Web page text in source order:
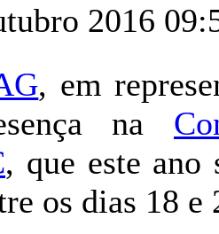
2016
, em
na
, que este
os dias 18 e